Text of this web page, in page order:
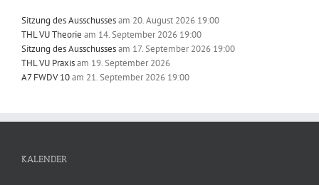
Sitzung des Ausschussesam 20. August 2026 19:00
THL VU Theorie am 14. September 2026 19:00
Sitzung des Ausschussesam 17. September 2026 19:00
THL VU Praxisam 19. September 2026
A7 FWDV 10am 21. September 2026 19:00
KALENDER